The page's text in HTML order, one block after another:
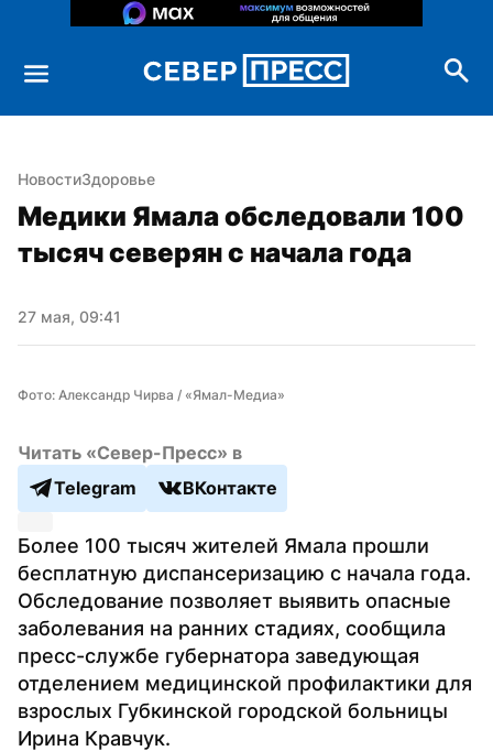
НовостиЗдоровье
Медики Ямала обследовали 100
тысяч северян с начала года
27 мая, 09:41
Фото: Александр Чирва / «Ямал-Медиа»
Читать «Север-Пресс» в
Telegram
ВКонтакте
Более 100 тысяч жителей Ямала прошли
бесплатную диспансеризацию с начала года.
Обследование позволяет выявить опасные
заболевания на ранних стадиях, сообщила
пресс-службе губернатора заведующая
отделением медицинской профилактики для
взрослых Губкинской городской больницы
Ирина Кравчук.